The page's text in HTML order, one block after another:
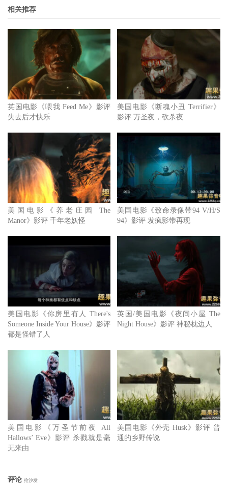
相关推荐
英国电影《喂我 Feed Me》影评
失去后才快乐
美国电影《断魂小丑 Terrifier》
影评 万圣夜，砍杀夜
美国电影《养老庄园 The
Manor》影评 千年老妖怪
美国电影《致命录像带94 V/H/S
94》影评 发疯影带再现
美国电影《你房里有人 There's
Someone Inside Your House》影评
都是怪错了人
英国/美国电影《夜间小屋 The
Night House》影评 神秘枕边人
美国电影《万圣节前夜 All
Hallows’ Eve》影评 杀戮就是毫
无来由
美国电影《外壳 Husk》影评 普
通的乡野传说
评论 抢沙发